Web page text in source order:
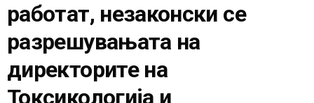
работат, незаконски се
разрешувањата на
директорите на
Токсикологија и